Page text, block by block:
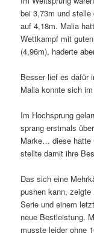
bei 3,73m und
auf 4,18m. Malia
Wettkampf mit
(4,96m), haderte
Besser lief es dafür
Malia konnte sich
Im Hochsprung
sprang erstmals
Marke… diese hatte
stellte damit ihre
Das sich eine
pushen kann,
Serie und einem
neue Bestleistung.
musste leider ohne